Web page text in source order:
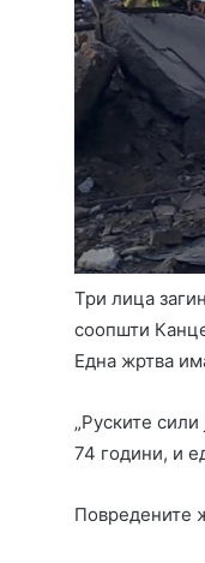
Три лица
соопшти
Една жртва
„Руските
74 години, и
Повредените